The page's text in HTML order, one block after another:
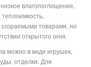
влагопоглощение,
товарами, но
открытого огня.
можно в виде игрушек,
отделки. Для